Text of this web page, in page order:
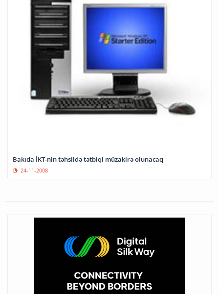
Bakıda İKT-nin təhsildə tətbiqi müzakirə olunacaq
24-11-2008